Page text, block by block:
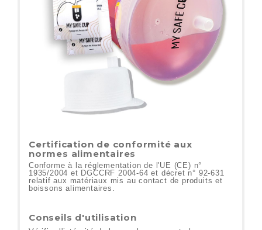
Certification de conformité aux
normes alimentaires
Conforme à la réglementation de l'UE (CE) n°
1935/2004 et DGCCRF 2004-64 et décret n° 92-631
relatif aux matériaux mis au contact de produits et
boissons alimentaires.
Conseils d'utilisation